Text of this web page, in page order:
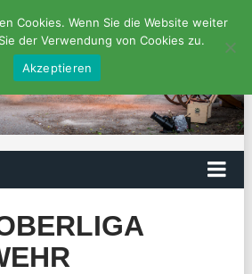
Cookies. Wenn Sie die Website weiter
der Verwendung von Cookies zu.
Akzeptieren